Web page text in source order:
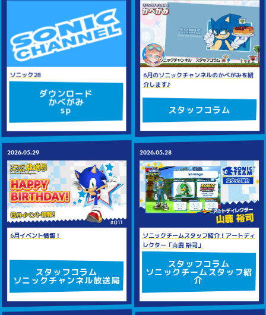
ソニック28
ダウンロード
かべがみ
sp
6月のソニックチャンネルのかべがみを紹
介します♪
スタッフコラム
2026.05.29
6月イベント情報！
スタッフコラム
ソニックチャンネル放送局
2026.05.28
ソニックチームスタッフ紹介！アートディ
レクター「山鹿 裕司」
スタッフコラム
ソニックチームスタッフ紹
介